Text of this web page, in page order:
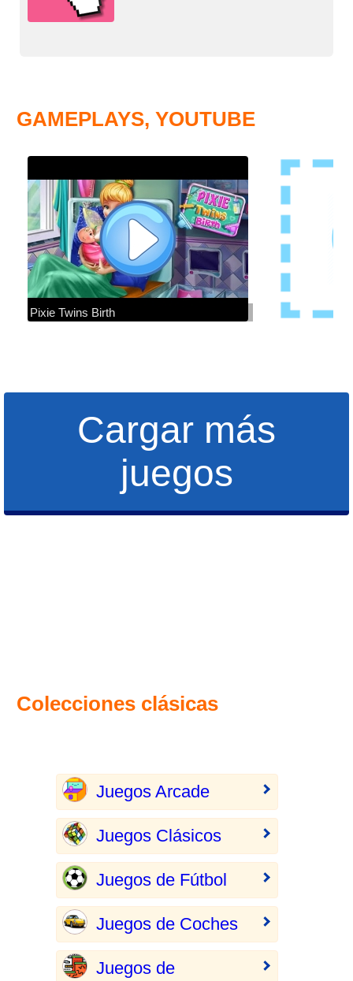
GAMEPLAYS, YOUTUBE
Pixie Twins Birth
Cargar más
juegos
Colecciones clásicas
Juegos Arcade
Juegos Clásicos
Juegos de Fútbol
Juegos de Coches
Juegos de